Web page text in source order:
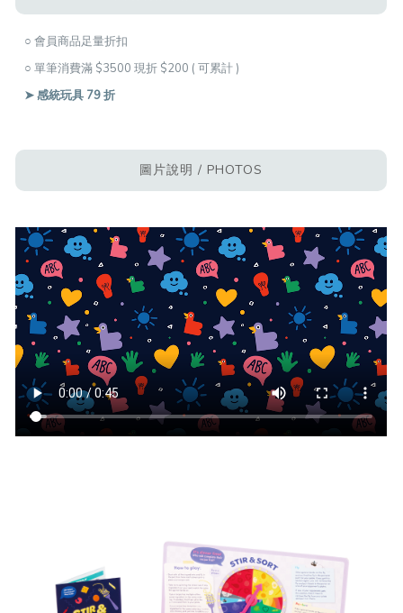
○ 會員商品足量折扣
○ 單筆消費滿 $3500 現折 $200 ( 可累計 )
➤ 感統玩具 79 折
圖片說明 / PHOTOS